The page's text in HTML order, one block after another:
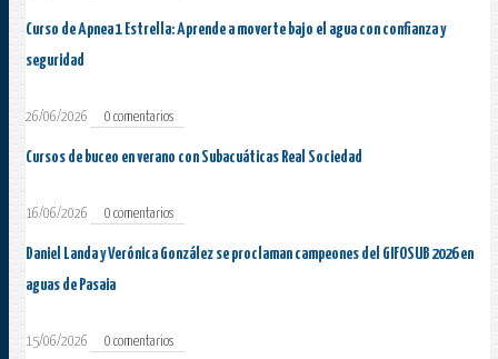
Curso de Apnea 1 Estrella: Aprende a moverte bajo el agua con confianza y
seguridad
26/06/2026 0 comentarios
Cursos de buceo en verano con Subacuáticas Real Sociedad
16/06/2026 0 comentarios
Daniel Landa y Verónica González se proclaman campeones del GIFOSUB 2026 en
aguas de Pasaia
15/06/2026 0 comentarios